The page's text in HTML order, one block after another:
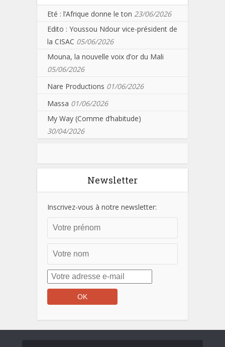
Eté : l’Afrique donne le ton 23/06/2026
Edito : Youssou Ndour vice-président de
la CISAC 05/06/2026
Mouna, la nouvelle voix d’or du Mali
05/06/2026
Nare Productions 01/06/2026
Massa 01/06/2026
My Way (Comme d’habitude)
30/04/2026
Newsletter
Inscrivez-vous à notre newsletter: